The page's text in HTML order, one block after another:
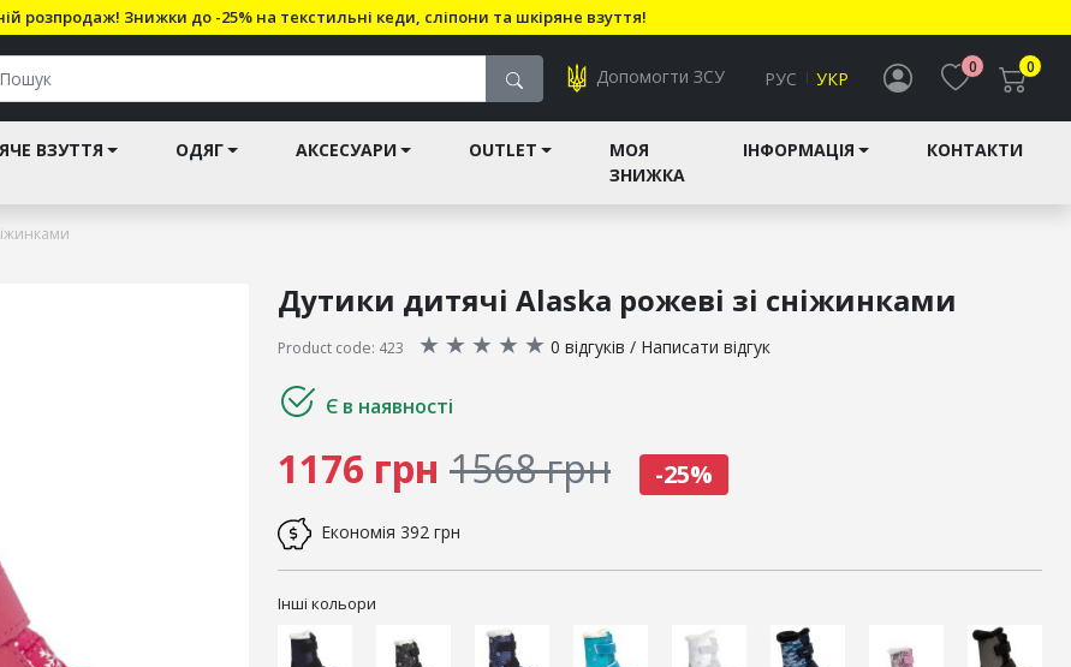
розпродаж! Знижки до -25% на текстильні кеди, сліпони та шкіряне взуття!
Допомогти ЗСУ РУС УКР
0 0
ВЗУТТЯ ОДЯГ АКСЕСУАРИ OUTLET
МОЯ
ЗНИЖКА
ІНФОРМАЦІЯ КОНТАКТИ
Дутики дитячі Alaska рожеві зі сніжинками
Product code: 423 ★ ★ ★ ★ ★ 0 відгуків / Написати відгук
Є в наявності
1176 грн 1568 грн -25%
Економія 392 грн
Інші кольори